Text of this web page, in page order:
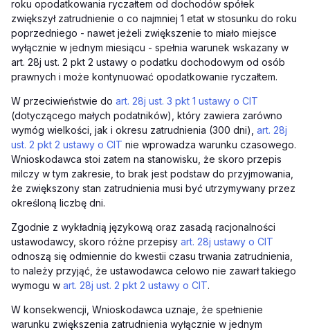
roku opodatkowania ryczałtem od dochodów spółek
zwiększył zatrudnienie o co najmniej 1 etat w stosunku do roku
poprzedniego - nawet jeżeli zwiększenie to miało miejsce
wyłącznie w jednym miesiącu - spełnia warunek wskazany w
art. 28j ust. 2 pkt 2 ustawy o podatku dochodowym od osób
prawnych i może kontynuować opodatkowanie ryczałtem.
W przeciwieństwie do art. 28j ust. 3 pkt 1 ustawy o CIT
(dotyczącego małych podatników), który zawiera zarówno
wymóg wielkości, jak i okresu zatrudnienia (300 dni), art. 28j
ust. 2 pkt 2 ustawy o CIT nie wprowadza warunku czasowego.
Wnioskodawca stoi zatem na stanowisku, że skoro przepis
milczy w tym zakresie, to brak jest podstaw do przyjmowania,
że zwiększony stan zatrudnienia musi być utrzymywany przez
określoną liczbę dni.
Zgodnie z wykładnią językową oraz zasadą racjonalności
ustawodawcy, skoro różne przepisy art. 28j ustawy o CIT
odnoszą się odmiennie do kwestii czasu trwania zatrudnienia,
to należy przyjąć, że ustawodawca celowo nie zawarł takiego
wymogu w art. 28j ust. 2 pkt 2 ustawy o CIT.
W konsekwencji, Wnioskodawca uznaje, że spełnienie
warunku zwiększenia zatrudnienia wyłącznie w jednym